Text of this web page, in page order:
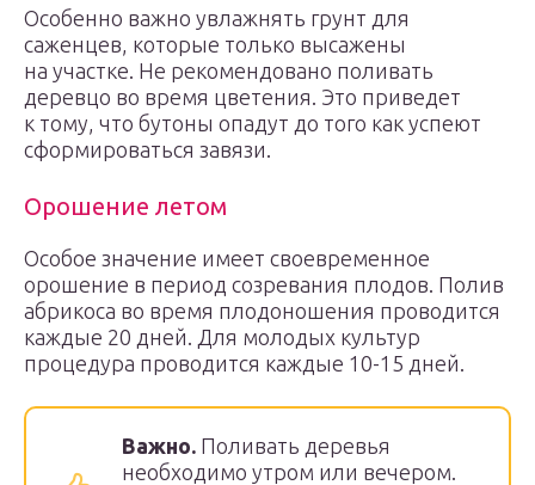
Особенно важно увлажнять грунт для
саженцев, которые только высажены
на участке. Не рекомендовано поливать
деревцо во время цветения. Это приведет
к тому, что бутоны опадут до того как успеют
сформироваться завязи.
Орошение летом
Особое значение имеет своевременное
орошение в период созревания плодов. Полив
абрикоса во время плодоношения проводится
каждые 20 дней. Для молодых культур
процедура проводится каждые 10-15 дней.
Важно. Поливать деревья
необходимо утром или вечером.